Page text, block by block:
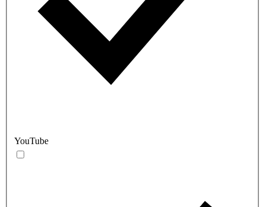
YouTube